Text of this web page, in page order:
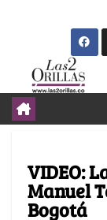
VIDEO:
Manuel
Bogotá